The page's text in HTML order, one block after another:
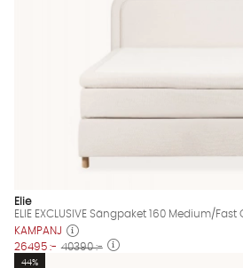
Elie
ELIE EXCLUSIVE Sängpaket 160 Medium/
KAMPANJ
26495 :- 40390 :-
44%